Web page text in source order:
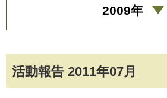
活動報告 2011年07月
2009年